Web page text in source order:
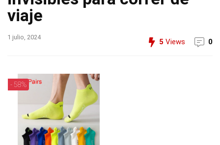
viaje
1 julio, 2024
5 Views 0
- 58%